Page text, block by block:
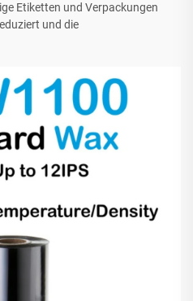
Etiketten und Verpackungen
und die